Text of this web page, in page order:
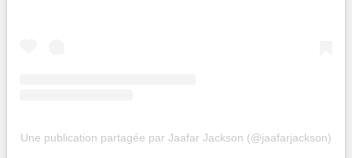
Une publication partagée par Jaafar Jackson (@jaafarjackson)